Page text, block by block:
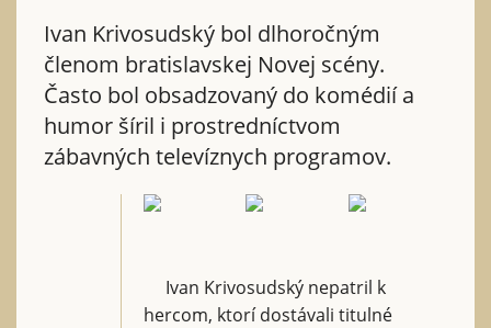
Ivan Krivosudský bol dlhoročným
členom bratislavskej Novej scény.
Často bol obsadzovaný do komédií a
humor šíril i prostredníctvom
zábavných televíznych programov.
Ivan Krivosudský nepatril k
hercom, ktorí dostávali titulné